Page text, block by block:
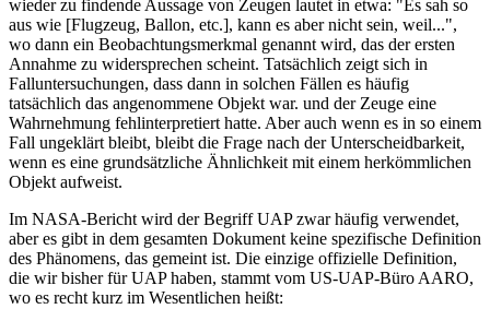
wieder zu findende Aussage von Zeugen lautet in etwa: "Es sah so
aus wie [Flugzeug, Ballon, etc.], kann es aber nicht sein, weil...",
wo dann ein Beobachtungsmerkmal genannt wird, das der ersten
Annahme zu widersprechen scheint. Tatsächlich zeigt sich in
Falluntersuchungen, dass dann in solchen Fällen es häufig
tatsächlich das angenommene Objekt war. und der Zeuge eine
Wahrnehmung fehlinterpretiert hatte. Aber auch wenn es in so einem
Fall ungeklärt bleibt, bleibt die Frage nach der Unterscheidbarkeit,
wenn es eine grundsätzliche Ähnlichkeit mit einem herkömmlichen
Objekt aufweist.
Im NASA-Bericht wird der Begriff UAP zwar häufig verwendet,
aber es gibt in dem gesamten Dokument keine spezifische Definition
des Phänomens, das gemeint ist. Die einzige offizielle Definition,
die wir bisher für UAP haben, stammt vom US-UAP-Büro AARO,
wo es recht kurz im Wesentlichen heißt: